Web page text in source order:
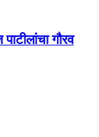
गौरव